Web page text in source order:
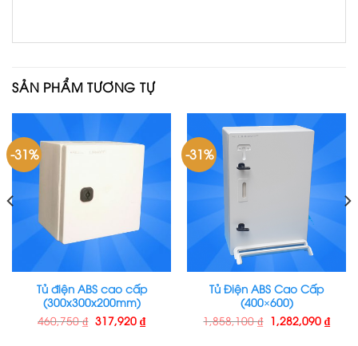
SẢN PHẨM TƯƠNG TỰ
-31%
Tủ điện ABS cao cấp
(300x300x200mm)
460,750₫ 317,920 ₫
-31%
Tủ Điện ABS Cao Cấp
(400×600)
1,858,100₫ 1,282,090 ₫